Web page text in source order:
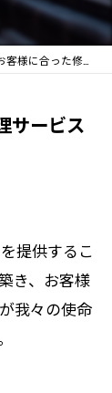
修理サービスをご提供します
サービス
提供するこ
き、お客様
我々の使命